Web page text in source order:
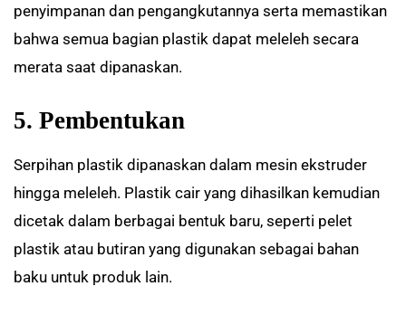
penyimpanan dan pengangkutannya serta memastikan
bahwa semua bagian plastik dapat meleleh secara
merata saat dipanaskan.
5. Pembentukan
Serpihan plastik dipanaskan dalam mesin ekstruder
hingga meleleh. Plastik cair yang dihasilkan kemudian
dicetak dalam berbagai bentuk baru, seperti pelet
plastik atau butiran yang digunakan sebagai bahan
baku untuk produk lain.